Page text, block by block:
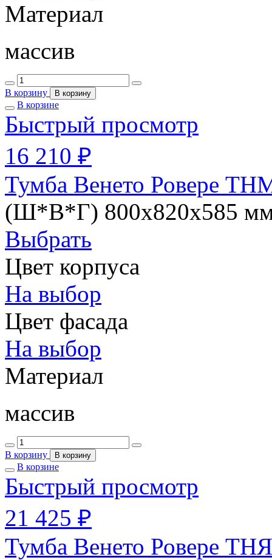
Материал
массив
В корзину В корзину
В корзине
Быстрый просмотр
16 210 ₽
Тумба Венето Ровере
(Ш*В*Г) 800х820х585
Выбрать
Цвет корпуса
На выбор
Цвет фасада
На выбор
Материал
массив
В корзину В корзину
В корзине
Быстрый просмотр
21 425 ₽
Тумба Венето Ровере